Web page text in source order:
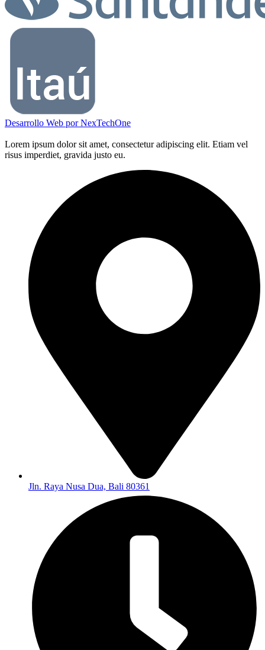
Desarrollo Web porNexTechOne
Lorem ipsum dolor sit amet, consectetur adipiscing elit. Etiam vel
risus imperdiet, gravida justo eu.
Jln. Raya Nusa Dua, Bali 80361